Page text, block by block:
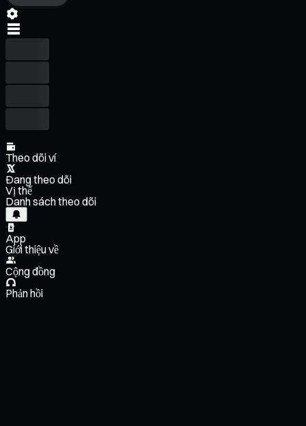
Theo dõi ví
Đang theo dõi
Vị thế
Danh sách theo dõi
App
Giới thiệu về
Cộng đồng
Phản hồi